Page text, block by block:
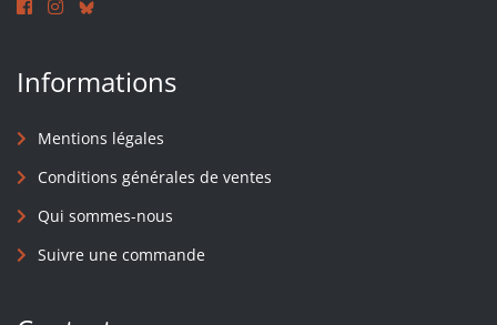
Informations
Mentions légales
Conditions générales de ventes
Qui sommes-nous
Suivre une commande